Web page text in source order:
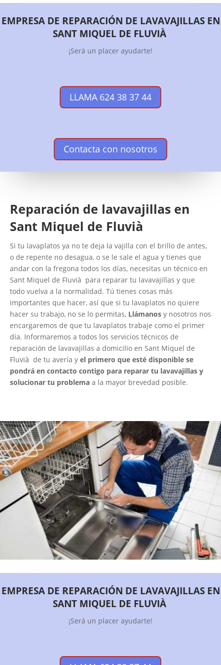
EMPRESA DE REPARACIÓN DE LAVAVAJILLAS EN
SANT MIQUEL DE FLUVIÀ
¡Será un placer ayudarte!
LLAMA 624 38 37 44
Contacta con nosotros
Reparación de lavavajillas en
Sant Miquel de Fluvià
Si tu lavaplatos ya no te deja la vajilla con el brillo de antes,
o de repente no desagua, o se le sale el agua y tienes que
andar con la fregona todos los días, necesitas un técnico en
Sant Miquel de Fluvià para reparar tu lavavajillas y que
todo vuelva a la normalidad. Tú tienes cosas más
importantes que hacer, así que si tu lavaplatos no quiere
hacer su trabajo, no se lo permitas, Llámanos y nosotros nos
encargaremos de que tu lavaplatos trabaje como el primer
día. Informaremos a todos los servicios técnicos de
reparación de lavavajillas a domicilio en Sant Miquel de
Fluvià de tu avería y el primero que esté disponible se
pondrá en contacto contigo para reparar tu lavavajillas y
solucionar tu problema a la mayor brevedad posible.
EMPRESA DE REPARACIÓN DE LAVAVAJILLAS EN
SANT MIQUEL DE FLUVIÀ
¡Será un placer ayudarte!